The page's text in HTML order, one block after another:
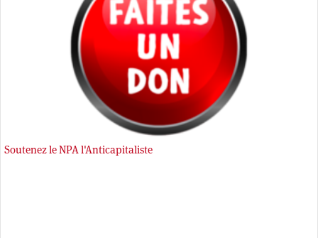
Soutenez le NPA l'Anticapitaliste